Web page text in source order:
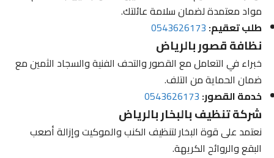
مواد معتمدة لضمان سلامة عائلتك.
طلب تعقيم:0543626173
نظافة قصور بالرياض
خبراء في التعامل مع القصور والتحف الفنية والسجاد الثمين مع
ضمان الحماية من التلف.
خدمة القصور:0543626173
شركة تنظيف بالبخار بالرياض
نعتمد على قوة البخار لتنظيف الكنب والموكيت وإزالة أصعب
البقع والروائح الكريهة.